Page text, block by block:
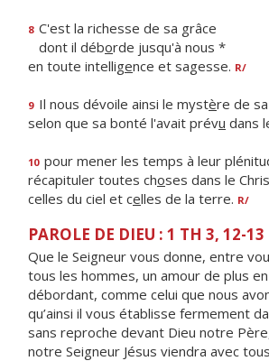
8 C'est la richesse de sa grâce
dont il déborde jusqu'à nous *
en toute intelligence et sagesse. R/
9 Il nous dévoile ainsi le mystère de
selon que sa bonté l'avait prévu dans
10 pour mener les temps à leur
récapituler toutes choses dans le
celles du ciel et celles de la terre. R/
PAROLE DE DIEU : 1 TH 3, 12-13
Que le Seigneur vous donne, entre
tous les hommes, un amour de plus
débordant, comme celui que nous
qu’ainsi il vous établisse fermement
sans reproche devant Dieu notre
notre Seigneur Jésus viendra avec